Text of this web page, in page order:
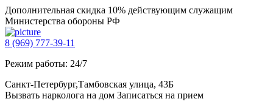
Дополнительная скидка 10% действующим служащим
Министерства обороны РФ
8 (969) 777-39-11
Режим работы: 24/7
Санкт-Петербург,Тамбовская улица, 43Б
Вызвать нарколога на дом Записаться на прием